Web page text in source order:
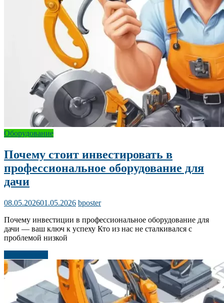
Оборудование
Почему стоит инвестировать в
профессиональное оборудование для
дачи
08.05.202601.05.2026 bposter
Почему инвестиции в профессиональное оборудование для
дачи — ваш ключ к успеху Кто из нас не сталкивался с
проблемой низкой